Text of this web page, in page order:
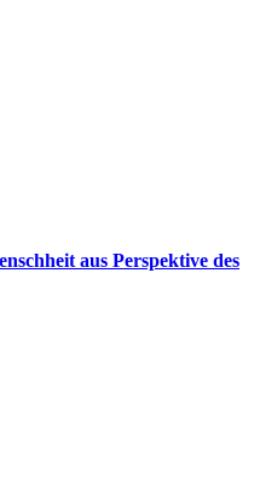
aus Perspektive des